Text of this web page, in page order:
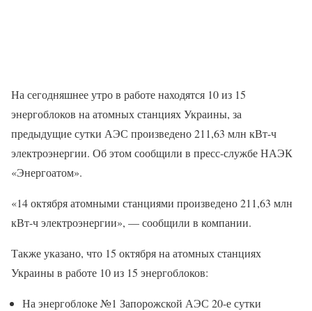
На сегодняшнее утро в работе находятся 10 из 15
энергоблоков на атомных станциях Украины, за
предыдущие сутки АЭС произведено 211,63 млн кВт-ч
электроэнергии. Об этом сообщили в пресс-службе НАЭК
«Энергоатом».
«14 октября атомными станциями произведено 211,63 млн
кВт-ч электроэнергии», — сообщили в компании.
Также указано, что 15 октября на атомных станциях
Украины в работе 10 из 15 энергоблоков:
На энергоблоке №1 Запорожской АЭС 20-е сутки